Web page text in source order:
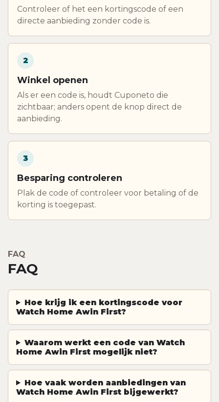
Controleer of het een kortingscode of een
directe aanbieding zonder code is.
2
Winkel openen
Als er een code is, houdt Cuponeto die
zichtbaar; anders opent de knop direct de
aanbieding.
3
Besparing controleren
Plak de code of controleer voor betaling of de
korting is toegepast.
FAQ
FAQ
Hoe krijg ik een kortingscode voor
Watch Home Awin First?
Waarom werkt een code van Watch
Home Awin First mogelijk niet?
Hoe vaak worden aanbiedingen van
Watch Home Awin First bijgewerkt?